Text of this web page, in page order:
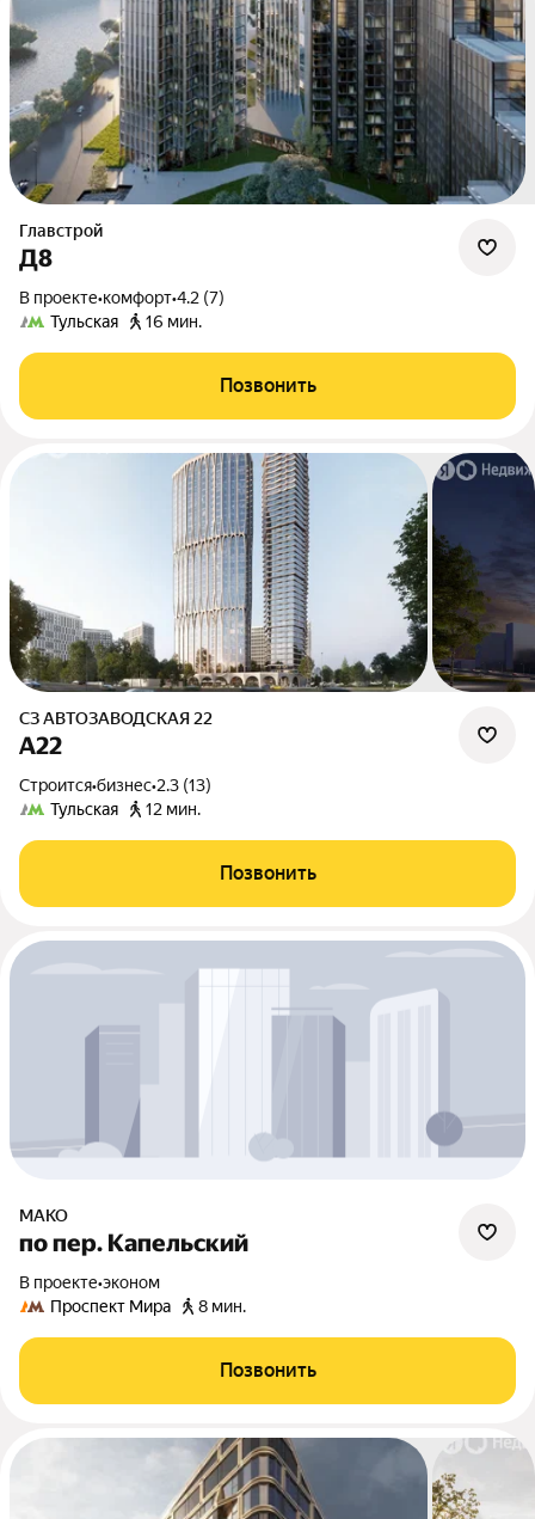
Главстрой
Д8
В проекте•комфорт•4.2 (7)
Тульская
16 мин.
Позвонить
СЗ АВТОЗАВОДСКАЯ 22
А22
Строится•бизнес•2.3 (13)
Тульская
12 мин.
Позвонить
МАКО
по пер. Капельский
В проекте•эконом
Проспект Мира
8 мин.
Позвонить